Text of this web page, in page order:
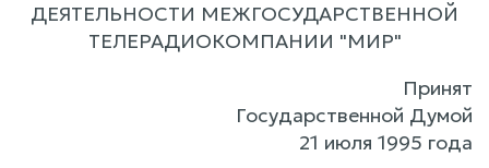
ДЕЯТЕЛЬНОСТИ МЕЖГОСУДАРСТВЕННОЙ
ТЕЛЕРАДИОКОМПАНИИ "МИР"
Принят
Государственной Думой
21 июля 1995 года